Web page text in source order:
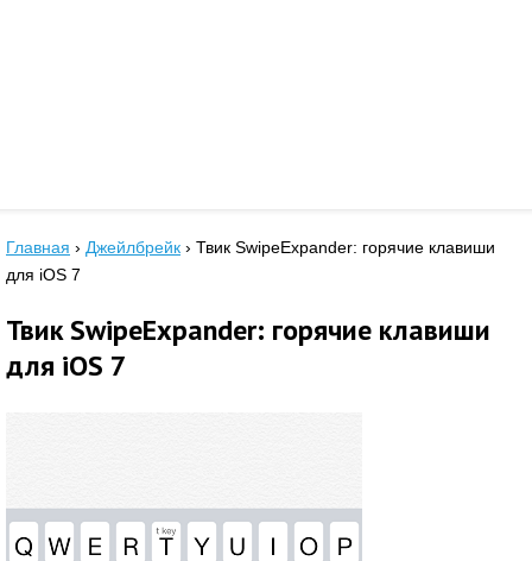
Главная › Джейлбрейк › Твик SwipeExpander: горячие клавиши
для iOS 7
Твик SwipeExpander: горячие клавиши
для iOS 7